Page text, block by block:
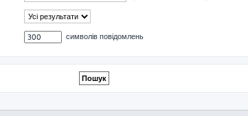
символів повідомлень